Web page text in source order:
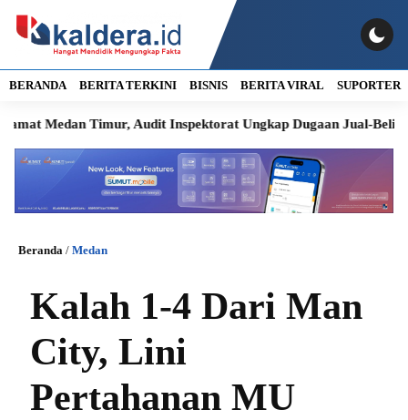
BERANDA BERITA TERKINI BISNIS BERITA VIRAL SUPORTER
Timur, Audit Inspektorat Ungkap Dugaan Jual-Beli Jabatan
Beranda / Medan
Kalah 1-4 Dari Man
City, Lini
Pertahanan MU